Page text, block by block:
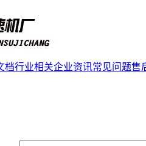
档行业相关企业资讯常见问题售